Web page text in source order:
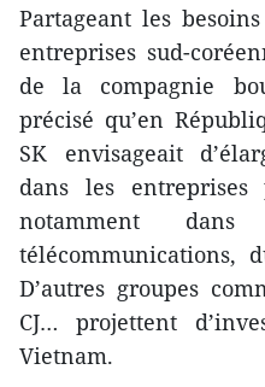
Partageant les
entreprises sud-
de la compagnie
précisé qu’en
SK envisageait
dans les entreprises
notamment
télécommunications,
D’autres groupes
CJ… projettent
Vietnam.